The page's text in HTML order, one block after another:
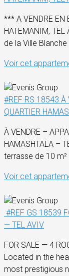
*** A VENDRE EN
HATEMANIM,
de la Ville
Voir cet
#REF RS 18543 À
QUARTIER
À VENDRE –
HAMASHTALA –
terrasse de 10
Voir cet
#REF GS 18539
— TEL AVIV
FOR SALE — 4
Located in the
most prestigious